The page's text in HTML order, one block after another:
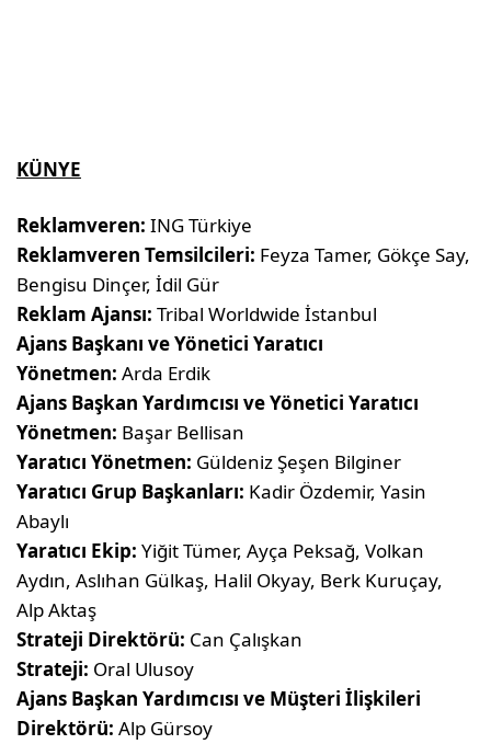
KÜNYE
Reklamveren: ING Türkiye
Reklamveren Temsilcileri: Feyza Tamer, Gökçe Say,
Bengisu Dinçer, İdil Gür
Reklam Ajansı: Tribal Worldwide İstanbul
Ajans Başkanı ve Yönetici Yaratıcı
Yönetmen: Arda Erdik
Ajans Başkan Yardımcısı ve Yönetici Yaratıcı
Yönetmen: Başar Bellisan
Yaratıcı Yönetmen: Güldeniz Şeşen Bilginer
Yaratıcı Grup Başkanları: Kadir Özdemir, Yasin
Abaylı
Yaratıcı Ekip: Yiğit Tümer, Ayça Peksağ, Volkan
Aydın, Aslıhan Gülkaş, Halil Okyay, Berk Kuruçay,
Alp Aktaş
Strateji Direktörü: Can Çalışkan
Strateji: Oral Ulusoy
Ajans Başkan Yardımcısı ve Müşteri İlişkileri
Direktörü: Alp Gürsoy